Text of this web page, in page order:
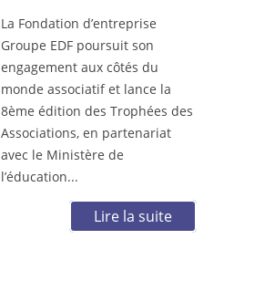
La Fondation d’entreprise
Groupe EDF poursuit son
engagement aux côtés du
monde associatif et lance la
8ème édition des Trophées des
Associations, en partenariat
avec le Ministère de
l’éducation...
Lire la suite